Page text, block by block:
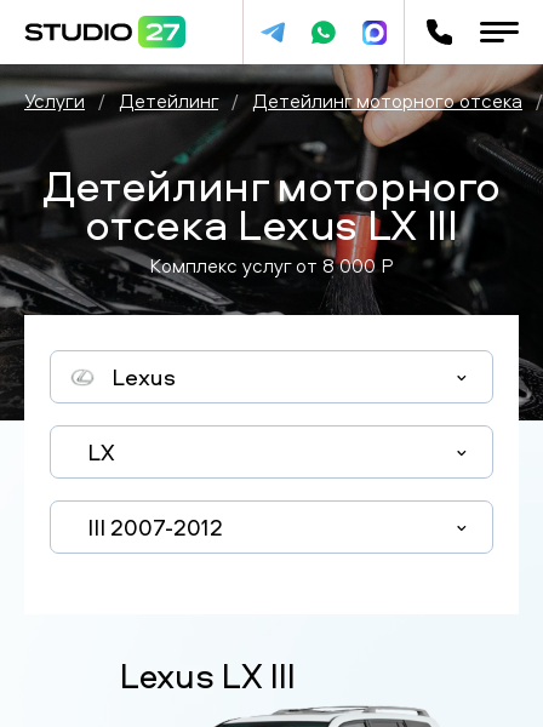
Услуги / Детейлинг / Детейлинг моторного отсека /
Детейлинг моторного
отсека Lexus LX III
Комплекс услуг от 8 000P
Lexus
LX
III 2007-2012
Lexus LX III